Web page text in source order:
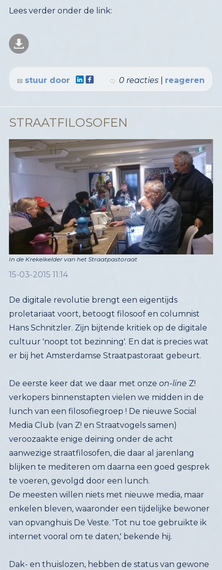
Lees verder onder de link:
0 reacties reageren
stuur door
STRAATFILOSOFEN
In de Krekelkelder van het Straatpastoraat
15-03-2015 11:14
De digitale revolutie brengt een eigentijds
proletariaat voort, betoogt filosoof en columnist
Hans Schnitzler. Zijn bijtende kritiek op de digitale
cultuur 'noopt tot bezinning'. En dat is precies wat
er bij het Amsterdamse Straatpastoraat gebeurt.
De eerste keer dat we daar met onze on-line Z!
verkopers binnenstapten vielen we midden in de
lunch van een filosofiegroep ! De nieuwe Social
Media Club (van Z! en Straatvogels samen)
veroozaakte enige deining onder de acht
aanwezige straatfilosofen, die daar al jarenlang
blijken te mediteren om daarna een goed gesprek
te voeren, gevolgd door een lunch.
De meesten willen niets met nieuwe media, maar
enkelen bleven, waaronder een tijdelijke bewoner
van opvanghuis De Veste. 'Tot nu toe gebruikte ik
internet vooral om te daten,' bekende hij.
Dak- en thuislozen, hebben de status van gewone
proletariër nog niet eens bereikt, of ze zijn 'm
alweer kwijt. Onze verkopers leren als zzd-er
(zelfstandige zonder dak) hoe ze Z! kunnen
promoten. En de dichters, die ook aanschoven,